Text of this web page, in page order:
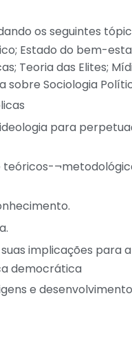
os seguintes
Estado do bem-
Teoria das Elites;
sobre Sociologia
para
implicações para
democrática
e